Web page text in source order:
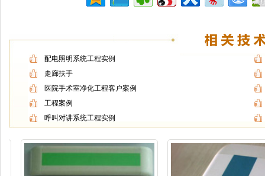
配电照明系统工程实例
走廊扶手
医院手术室净化工程客户案例
工程案例
呼叫对讲系统工程实例